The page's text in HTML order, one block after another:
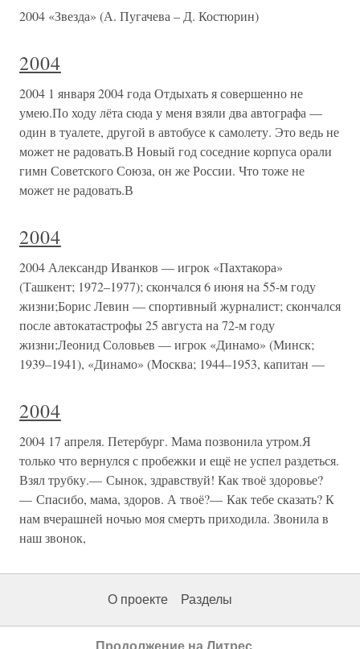
2004 «Звезда» (А. Пугачева – Д. Костюрин)
2004
2004 1 января 2004 года Отдыхать я совершенно не
умею.По ходу лёта сюда у меня взяли два автографа —
один в туалете, другой в автобусе к самолету. Это ведь не
может не радовать.В Новый год соседние корпуса орали
гимн Советского Союза, он же России. Что тоже не
может не радовать.В
2004
2004 Александр Иванков — игрок «Пахтакора»
(Ташкент; 1972–1977); скончался 6 июня на 55-м году
жизни;Борис Левин — спортивный журналист; скончался
после автокатастрофы 25 августа на 72-м году
жизни;Леонид Соловьев — игрок «Динамо» (Минск;
1939–1941), «Динамо» (Москва; 1944–1953, капитан —
2004
2004 17 апреля. Петербург. Мама позвонила утром.Я
только что вернулся с пробежки и ещё не успел раздеться.
Взял трубку.— Сынок, здравствуй! Как твоё здоровье?
— Спасибо, мама, здоров. А твоё?— Как тебе сказать? К
нам вчерашней ночью моя смерть приходила. Звонила в
наш звонок,
О проекте Разделы
Продолжение на Литрес